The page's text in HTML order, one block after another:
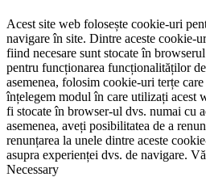
Acest site web folosește cookie-uri
navigare în site. Dintre aceste cookie-
fiind necesare sunt stocate în
pentru funcționarea funcționalităților
asemenea, folosim cookie-uri terțe
înțelegem modul în care utilizați acest
fi stocate în browser-ul dvs. numai cu
asemenea, aveți posibilitatea de a
renunțarea la unele dintre aceste
asupra experienței dvs. de navigare.
Necessary